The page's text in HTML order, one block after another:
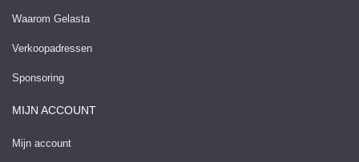
Waarom Gelasta
Verkoopadressen
Sponsoring
MIJN ACCOUNT
Mijn account